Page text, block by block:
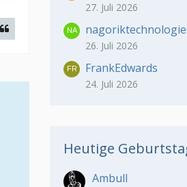
27. Juli 2026
26. Juli 2026
FrankEdwards
24. Juli 2026
Heutige
Ambull